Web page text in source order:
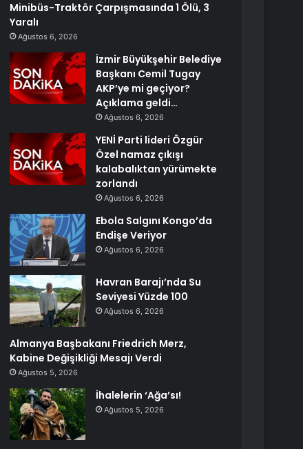
Minibüs-Traktör Çarpışmasında 1 Ölü, 3
Yaralı
Ağustos 6, 2026
İzmir Büyükşehir Belediye
Başkanı Cemil Tugay
AKP’ye mi geçiyor?
Açıklama geldi…
Ağustos 6, 2026
YENİ Parti lideri Özgür
Özel namaz çıkışı
kalabalıktan yürümekte
zorlandı
Ağustos 6, 2026
Ebola Salgını Kongo’da
Endişe Veriyor
Ağustos 6, 2026
Havran Barajı’nda Su
Seviyesi Yüzde 100
Ağustos 6, 2026
Almanya Başbakanı Friedrich Merz,
Kabine Değişikliği Mesajı Verdi
Ağustos 5, 2026
İhalelerin ‘Ağa’sı!
Ağustos 5, 2026